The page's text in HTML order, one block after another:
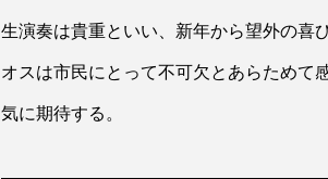
生演奏は貴重といい、新年から望外の喜
オスは市民にとって不可欠とあらためて
気に期待する。